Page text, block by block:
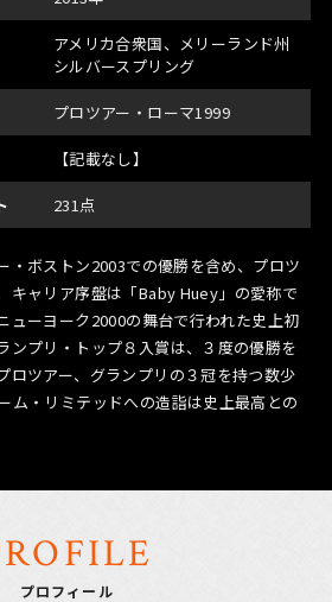
アメリカ合衆国、メリーランド州
シルバースプリング
プロツアー・ローマ1999
【記載なし】
231点
・ボストン2003での優勝を含め、プロツ
キャリア序盤は「Baby Huey」の愛称で
ューヨーク2000の舞台で行われた史上初
ンプリ・トップ８入賞は、３度の優勝を
ロツアー、グランプリの３冠を持つ数少
ム・リミテッドへの造詣は史上最高との
プロフィール